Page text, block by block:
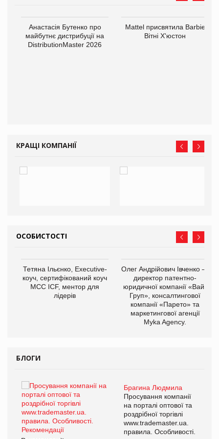
Анастасія Бутенко про
майбутнє дистрибуції на
DistributionMaster 2026
Mattel присвятила Barbie
Вітні Х'юстон
КРАЩІ КОМПАНІЇ
ОСОБИСТОСТІ
Тетяна Ільєнко, Executive-
коуч, сертифікований коуч
МСС ICF, ментор для
лідерів
Олег Андрійович Івченко —
директор патентно-
юридичної компанії «Вайз
Груп», консалтингової
компанії «Парето» та
маркетингової агенції
Myka Agency.
БЛОГИ
Брагина Людмила
Просування компанії
на порталі оптової та
роздрібної торгівлі
www.trademaster.ua.
правила. Особливості.